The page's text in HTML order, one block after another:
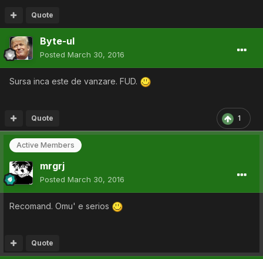
Quote
Byte-ul
Posted March 30, 2016
Sursa inca este de vanzare. FUD.
1
Quote
Active Members
mrgrj
Posted March 30, 2016
Recomand. Omu' e serios
Quote